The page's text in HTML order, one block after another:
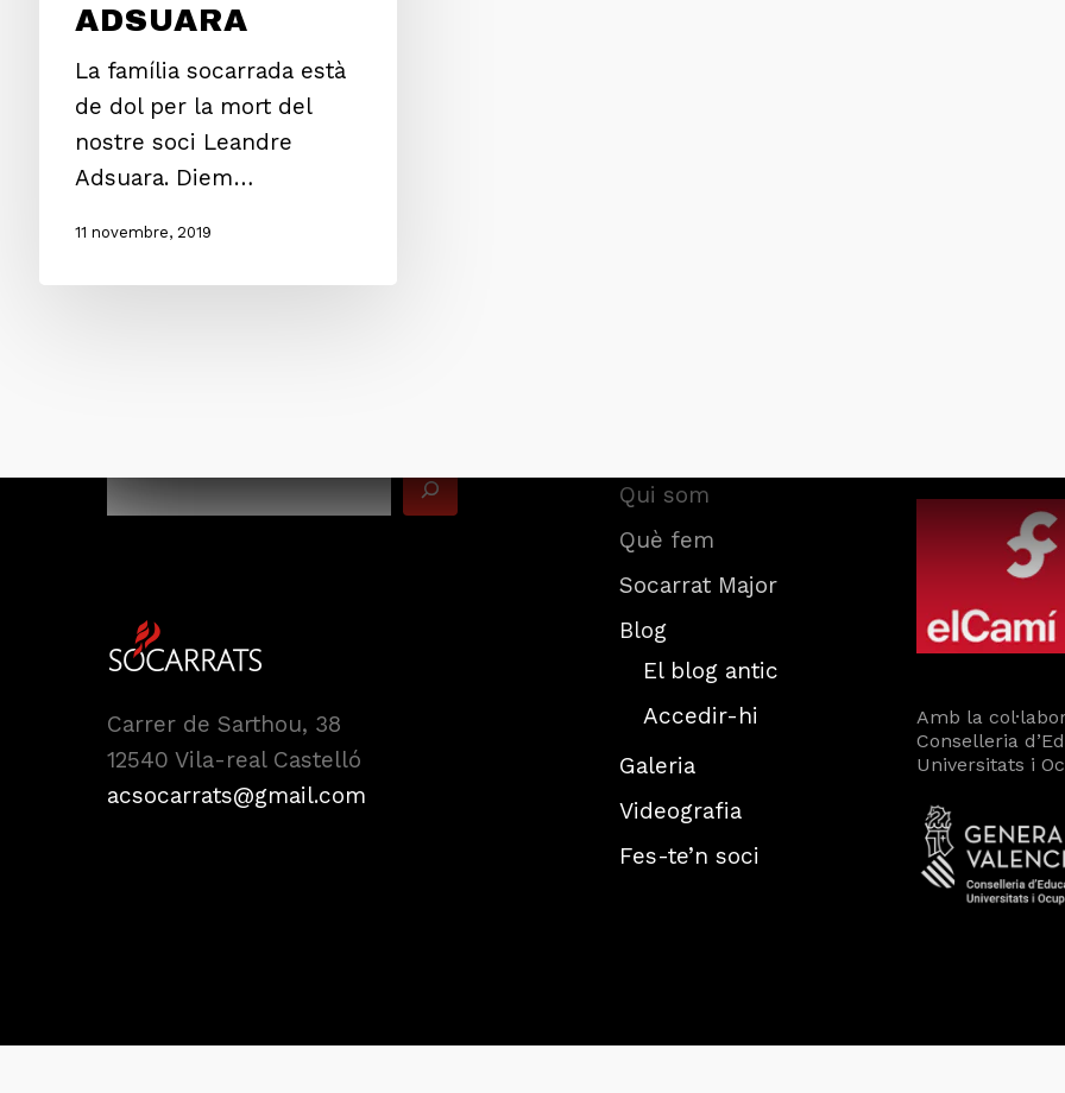
ADSUARA
La família socarrada està
de dol per la mort del
nostre soci Leandre
Adsuara. Diem…
11 novembre, 2019
Carrer de Sarthou, 38
12540 Vila-real Castelló
acsocarrats@gmail.com
Qui som
Què fem
Socarrat Major
Blog
El blog antic
Accedir-hi
Galeria
Videografia
Fes-te’n soci
Amb la
Conselleria
Universitats i